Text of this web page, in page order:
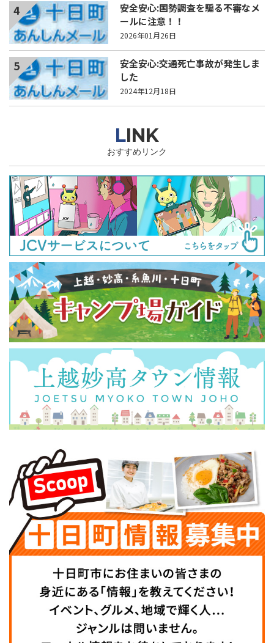
4
安全安心:国勢調査を騙る不審なメ
ールに注意！！
2026年01月26日
5
安全安心:交通死亡事故が発生しま
した
2024年12月18日
LINK
おすすめリンク